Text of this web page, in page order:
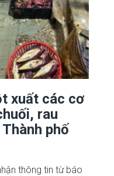
xuất các cơ
rau
phố
thông tin từ báo